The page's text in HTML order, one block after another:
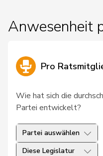
Anwesenheit
Pro
Wie hat sich die
Partei entwickelt?
Partei auswählen
Diese Legislatur